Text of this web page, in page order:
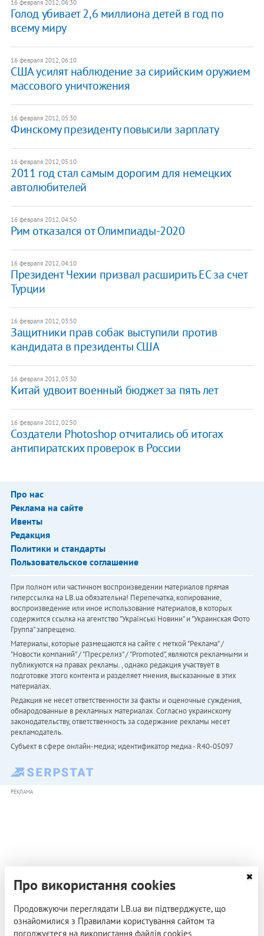
16 февраля 2012, 06:30
Голод убивает 2,6 миллиона детей в год по
всему миру
16 февраля 2012, 06:10
США усилят наблюдение за сирийским оружием
массового уничтожения
16 февраля 2012, 05:30
Финскому президенту повысили зарплату
16 февраля 2012, 05:10
2011 год стал самым дорогим для немецких
автолюбителей
16 февраля 2012, 04:50
Рим отказался от Олимпиады-2020
16 февраля 2012, 04:10
Президент Чехии призвал расширить ЕС за счет
Турции
16 февраля 2012, 03:50
Защитники прав собак выступили против
кандидата в президенты США
16 февраля 2012, 03:30
Китай удвоит военный бюджет за пять лет
16 февраля 2012, 02:50
Создатели Photoshop отчитались об итогах
антипиратских проверок в России
Про нас
Реклама на сайте
Ивенты
Редакция
Политики и стандарты
Пользовательское соглашение
При полном или частичном воспроизведении материалов прямая
гиперссылка на LB.ua обязательна! Перепечатка, копирование,
воспроизведение или иное использование материалов, в которых
содержится ссылка на агентство "Українськi Новини" и "Украинская Фото
Группа" запрещено.
Материалы, которые размещаются на сайте с меткой "Реклама" /
"Новости компаний" / "Пресрелиз" / "Promoted", являются рекламными и
публикуются на правах рекламы. , однако редакция участвует в
подготовке этого контента и разделяет мнения, высказанные в этих
материалах.
Редакция не несет ответственности за факты и оценочные суждения,
обнародованные в рекламных материалах. Согласно украинскому
законодательству, ответственность за содержание рекламы несет
рекламодатель.
Субъект в сфере онлайн-медиа; идентификатор медиа - R40-05097
РЕКЛАМА
Про використання cookies
Продовжуючи переглядати LB.ua ви підтверджуєте, що
ознайомилися з Правилами користування сайтом та
погоджуєтеся на використання файлів cookies